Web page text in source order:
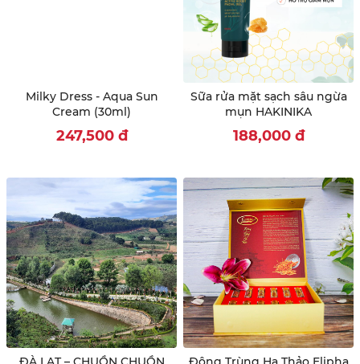
Milky Dress - Aqua Sun
Cream (30ml)
247,500 đ
Sữa rửa mặt sạch sâu ngừa
mụn HAKINIKA
188,000 đ